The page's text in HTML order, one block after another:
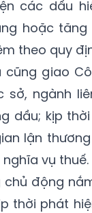
các dấu
hoặc
theo quy
cũng giao
sở, ngành
dầu; kịp
lận
vụ thuế.
chủ động
thời phát